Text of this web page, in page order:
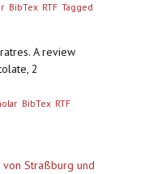
BibTex RTF Tagged
A review
2
BibTex RTF
Straßburg und